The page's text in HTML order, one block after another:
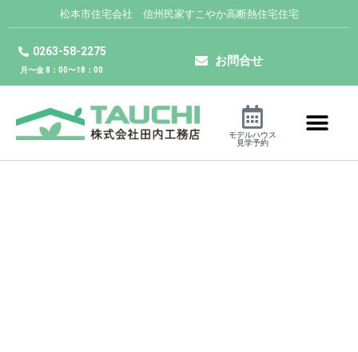
松本市住宅会社 信州民家すこやか高断熱住宅住宅
0263-58-2275
月〜金 8：00〜18：00
お問合せ
モデルハウス
見学予約